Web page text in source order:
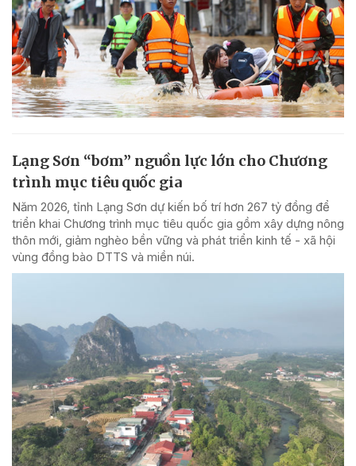
Lạng Sơn “bơm” nguồn lực lớn cho Chương
trình mục tiêu quốc gia
Năm 2026, tỉnh Lạng Sơn dự kiến bố trí hơn 267 tỷ đồng để
triển khai Chương trình mục tiêu quốc gia gồm xây dựng nông
thôn mới, giảm nghèo bền vững và phát triển kinh tế - xã hội
vùng đồng bào DTTS và miền núi.